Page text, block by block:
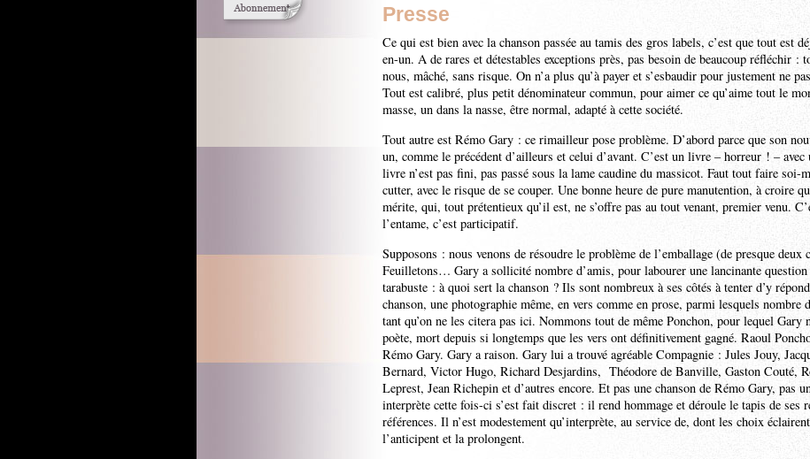
Presse
Ce qui est bien avec la chanson passée au tamis des gros labels, c’est que tout est
en-un. A de rares et détestables exceptions près, pas besoin de beaucoup réfléchir :
nous, mâché, sans risque. On n’a plus qu’à payer et s’esbaudir pour justement ne
Tout est calibré, plus petit dénominateur commun, pour aimer ce qu’aime tout le
masse, un dans la nasse, être normal, adapté à cette société.
Tout autre est Rémo Gary : ce rimailleur pose problème. D’abord parce que son
un, comme le précédent d’ailleurs et celui d’avant. C’est un livre – horreur ! – avec
livre n’est pas fini, pas passé sous la lame caudine du massicot. Faut tout faire soi-
cutter, avec le risque de se couper. Une bonne heure de pure manutention, à croire
mérite, qui, tout prétentieux qu’il est, ne s’offre pas au tout venant, premier venu.
l’entame, c’est participatif.
Supposons : nous venons de résoudre le problème de l’emballage (de presque deux
Feuilletons… Gary a sollicité nombre d’amis, pour labourer une lancinante
tarabuste : à quoi sert la chanson ? Ils sont nombreux à ses côtés à tenter d’y
chanson, une photographie même, en vers comme en prose, parmi lesquels nombre
tant qu’on ne les citera pas ici. Nommons tout de même Ponchon, pour lequel Gary
poète, mort depuis si longtemps que les vers ont définitivement gagné. Raoul
Rémo Gary. Gary a raison. Gary lui a trouvé agréable Compagnie : Jules Jouy,
Bernard, Victor Hugo, Richard Desjardins, Théodore de Banville, Gaston Couté,
Leprest, Jean Richepin et d’autres encore. Et pas une chanson de Rémo Gary, pas
interprète cette fois-ci s’est fait discret : il rend hommage et déroule le tapis de ses
références. Il n’est modestement qu’interprète, au service de, dont les choix
l’anticipent et la prolongent.